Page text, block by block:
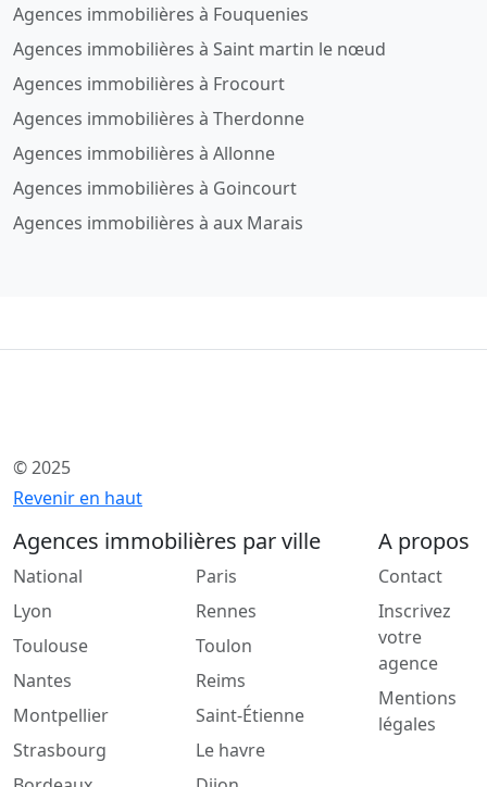
Agences immobilières à Fouquenies
Agences immobilières à Saint martin le nœud
Agences immobilières à Frocourt
Agences immobilières à Therdonne
Agences immobilières à Allonne
Agences immobilières à Goincourt
Agences immobilières à aux Marais
© 2025
Revenir en haut
Agences immobilières par ville
National
Lyon
Toulouse
Nantes
Montpellier
Strasbourg
Paris
Rennes
Toulon
Reims
Saint-Étienne
Le havre
A propos
Contact
Inscrivez
votre
agence
Mentions
légales